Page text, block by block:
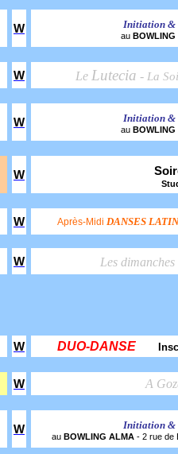
W Initiation &
au BOWLING
W Le Lutecia - La
W Initiation &
au BOWLING
W
W Après-Midi DANSES
W Les
W DUO-DANSE
W A
W Initiation &
auBOWLING ALMA - 2 rue de